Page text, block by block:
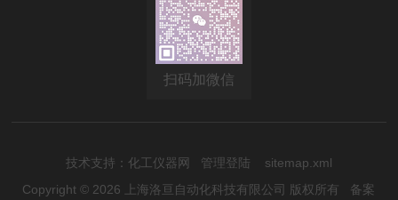
扫码加微信
技术支持： 化工仪器网 管理登陆
sitemap.xml
Copyright © 2026 上海洛亘自动化科技有限公司 版权所有 备案